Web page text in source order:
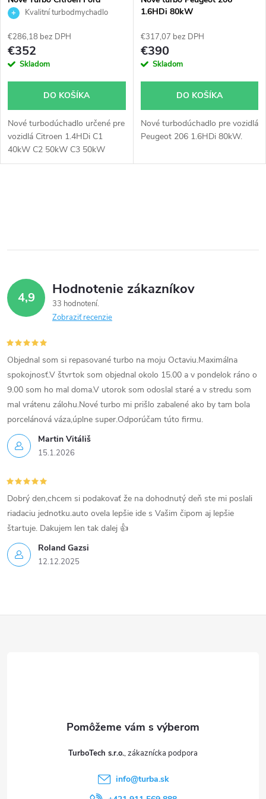
e
p
r
d
u
o
v
p
r
o
d
u
k
v
Mazda Peugeot 1.4HDi
Kvalitní turbodmychadlo
€286,18 bez DPH
€352
Skladom
DO KOŠÍKA
Nové turbodúchadlo určené pre
vozidlá Citroen 1.4HDi C1
40kW C2 50kW C3 50kW
Xsara 50kW, Ford Fiesta
1.6HDi 80kW
€317,07 bez DPH
€390
Skladom
DO KOŠÍKA
Nové turbodúchadlo pre vozidlá
Peugeot 206 1.6HDi 80kW.
l
d
a
c
i
e
p
r
v
k
y
v
ý
4,9 Hodnotenie zákazníkov
33 hodnotení
Zobraziť recenzie
Martin Vitáliš
15.1.2026
Objednal som si repasované turbo na moju Octaviu.Maximálna
spokojnosť.V štvrtok som objednal okolo 15.00 a v pondelok ráno o
9.00 som ho mal doma.V utorok som odoslal staré a v stredu som
mal vrátenu zálohu.Nové turbo mi prišlo zabalené ako by tam bola
porcelánová váza,úplne super.Odporúčam túto firmu.
Roland Gazsi
12.12.2025
Dobrý den,chcem si podakovať že na dohodnutý deň ste mi poslali
riadaciu jednotku.auto ovela lepšie ide s Vašim čipom aj lepšie
štartuje. Dakujem len tak dalej 👍
TurboTech s.r.o.
info@turba.sk